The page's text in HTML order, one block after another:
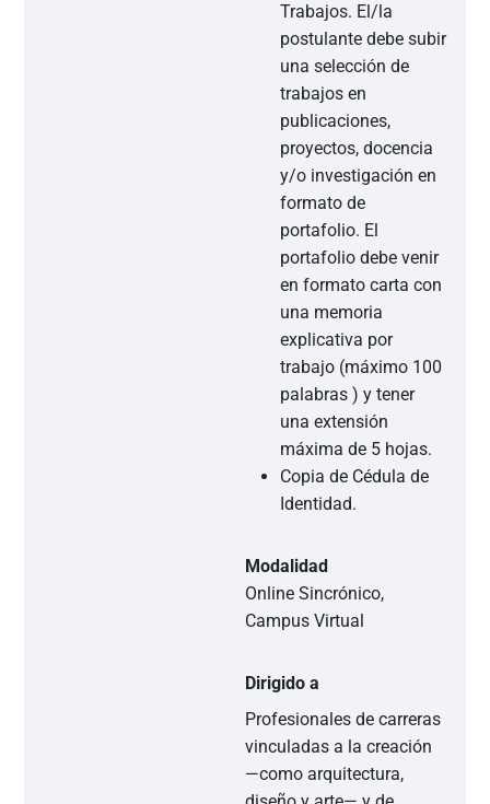
Trabajos. El/la
postulante debe subir
una selección de
trabajos en
publicaciones,
proyectos, docencia
y/o investigación en
formato de
portafolio. El
portafolio debe venir
en formato carta con
una memoria
explicativa por
trabajo (máximo 100
palabras ) y tener
una extensión
máxima de 5 hojas.
Copia de Cédula de
Identidad.
Modalidad
Online Sincrónico,
Campus Virtual
Dirigido a
Profesionales de carreras
vinculadas a la creación
—como arquitectura,